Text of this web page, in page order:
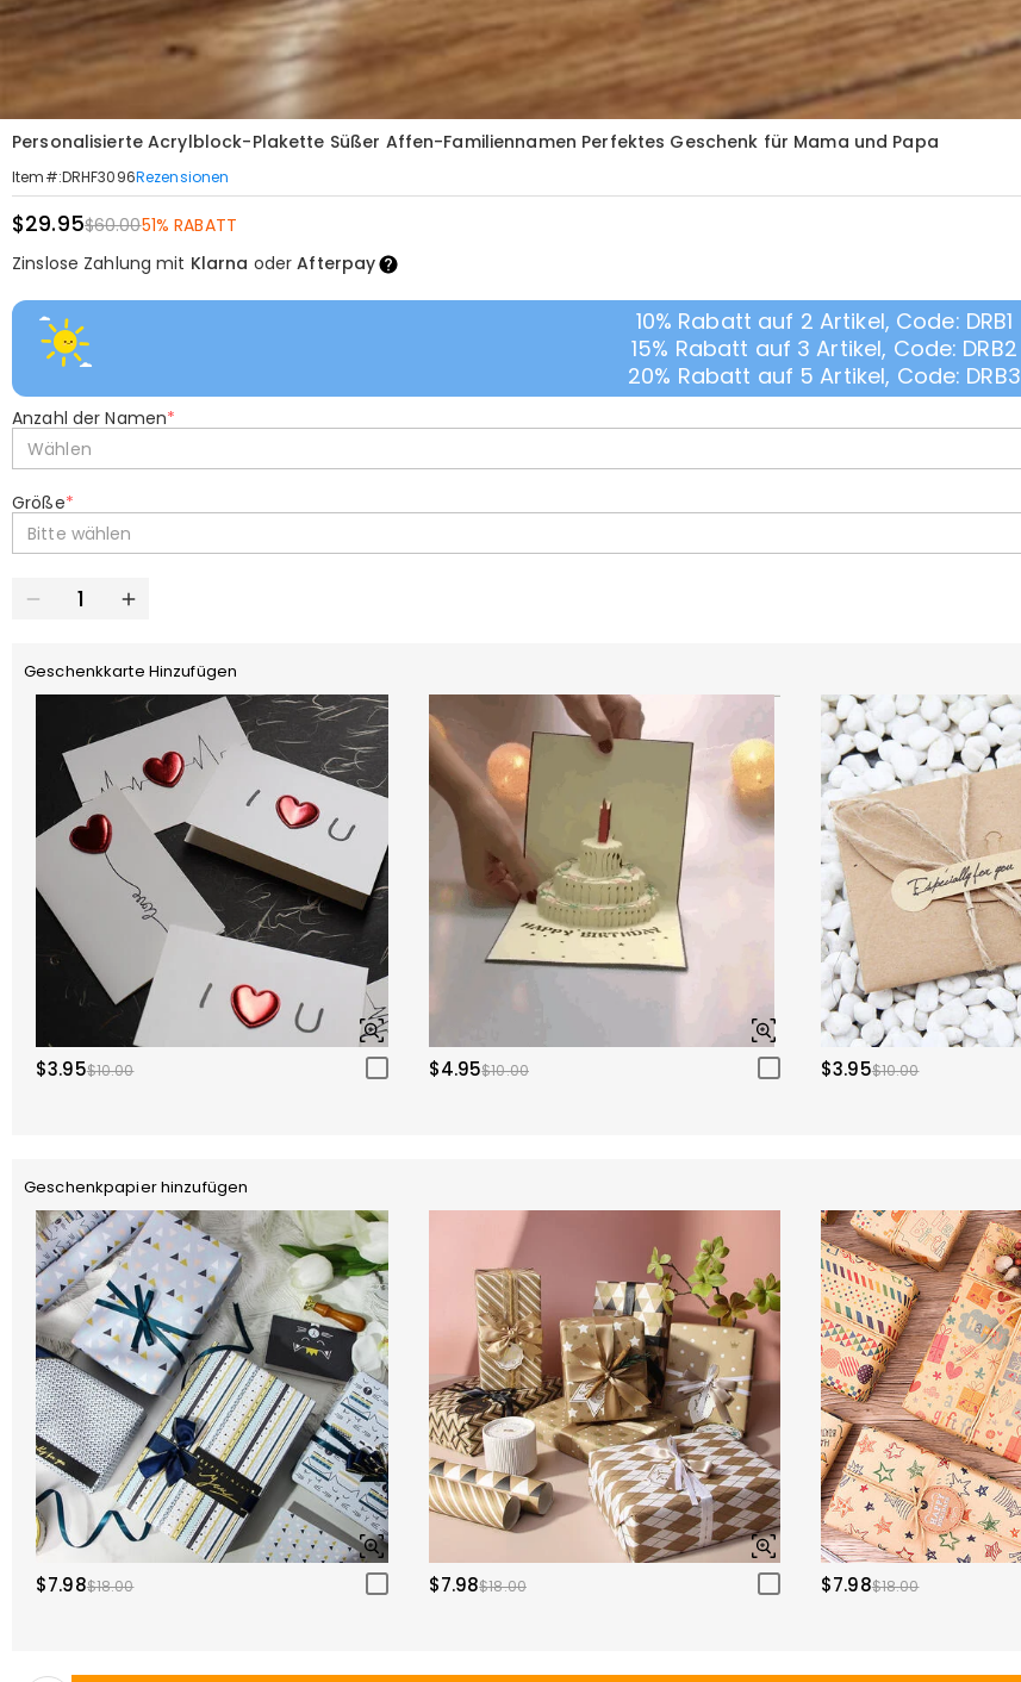
Personalisierte Acrylblock-Plakette Süßer Affen-Familiennamen Perfektes Geschenk für Mama und Papa
Item#:DRHF3096Rezensionen
$29.95$60.0051% RABATT
Zinslose Zahlung mit Klarna oderAfterpay
10% Rabatt auf 2 Artikel, Code: DRB1
15% Rabatt auf 3 Artikel, Code: DRB2
20% Rabatt auf 5 Artikel, Code: DRB3
Anzahl der Namen*
Wählen
Größe*
Bitte wählen
Geschenkkarte Hinzufügen
$3.95$10.00 $4.95$10.00 $3.95$10.00
Geschenkpapier hinzufügen
$7.98$18.00 $7.98$18.00 $7.98$18.00